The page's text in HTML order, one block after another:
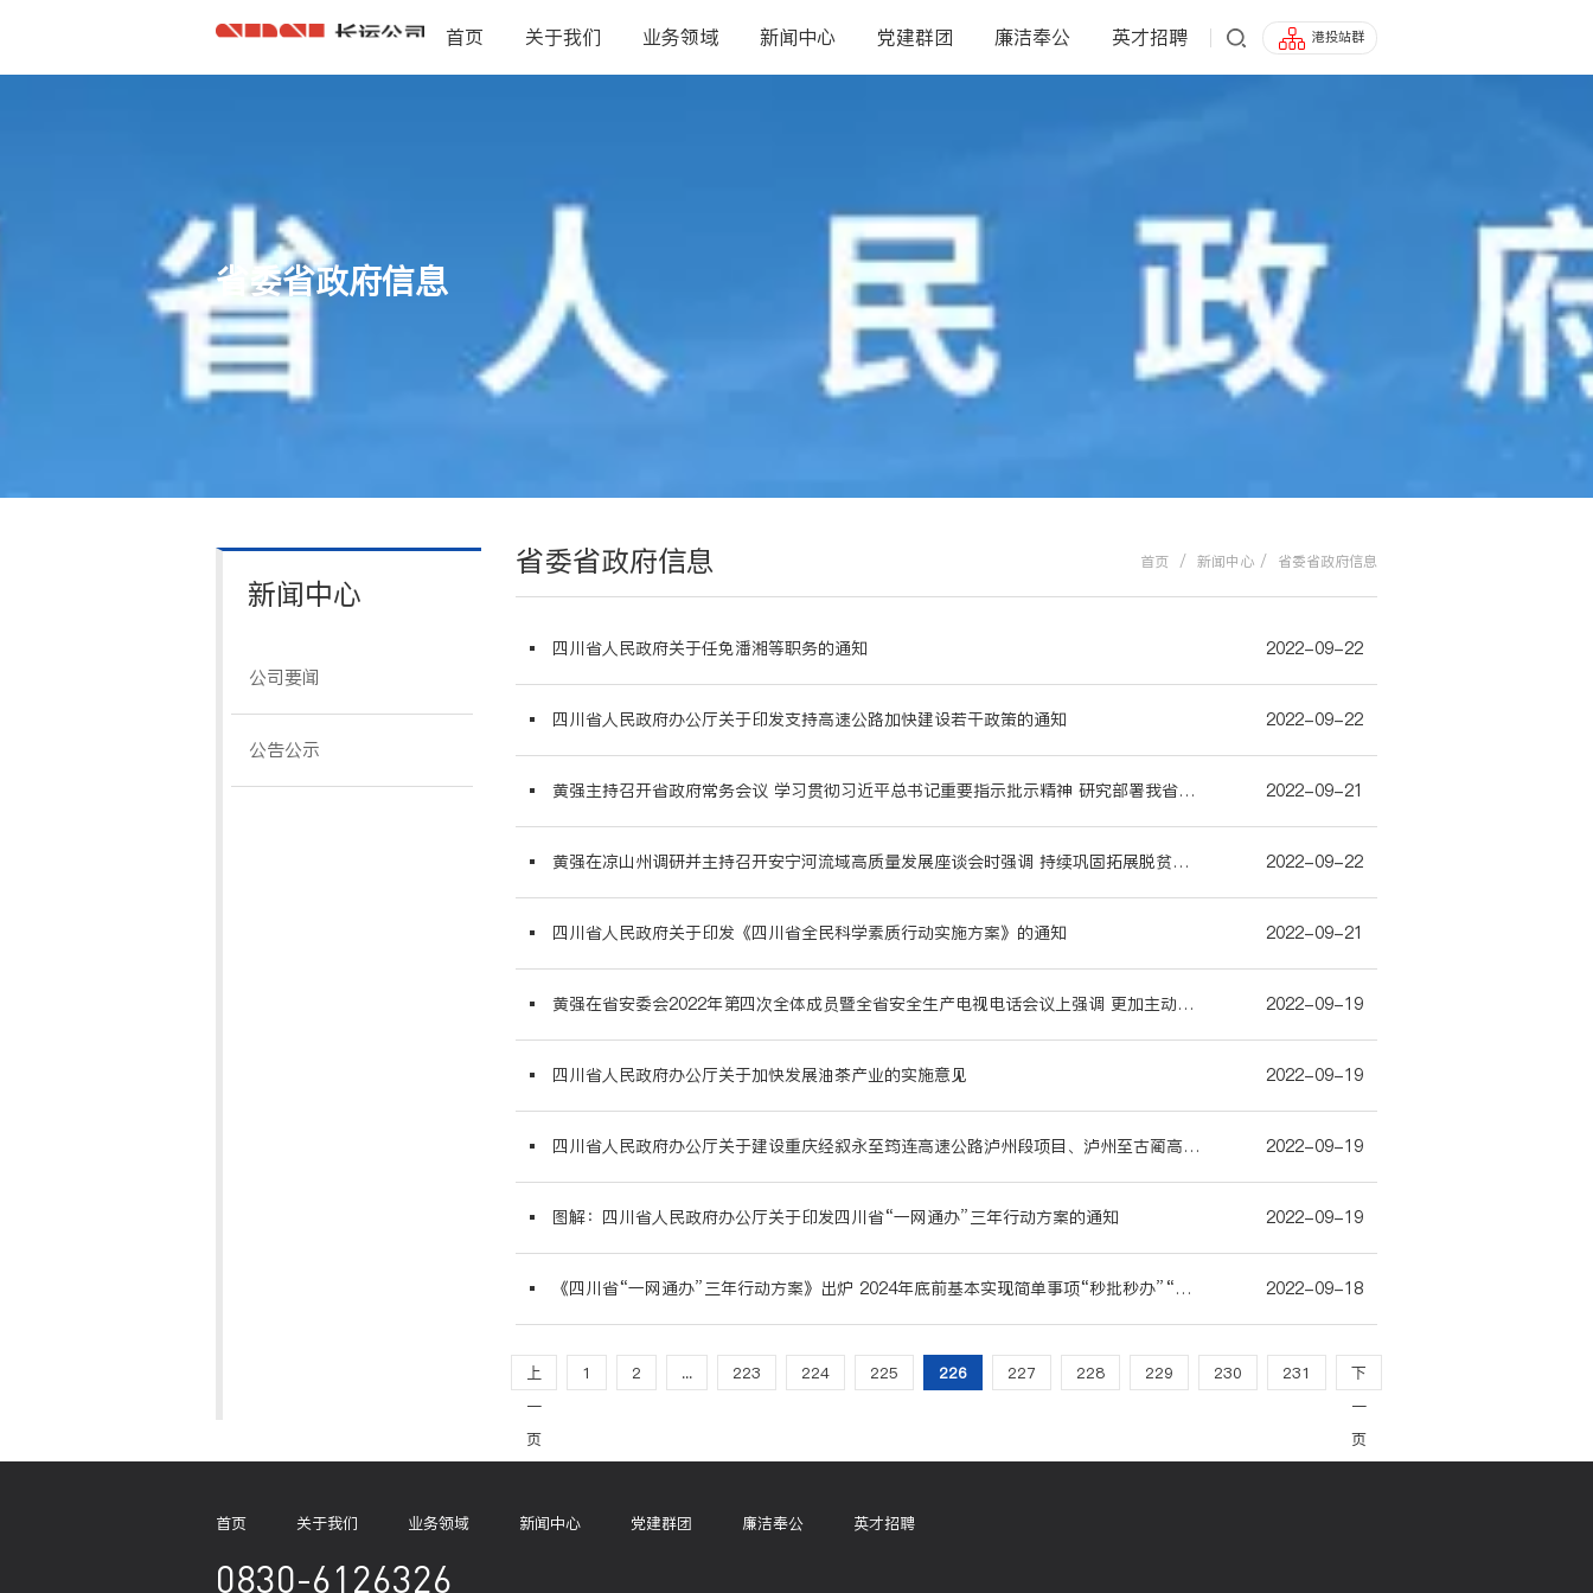
首页 关于我们 业务领域 新闻中心 党建群团 廉洁奉公 英才招聘 港投站群
省委省政府信息
新闻中心
公司要闻
公告公示
省委省政府信息 首页 / 新闻中心 / 省委省政府信息
四川省人民政府关于任免潘湘等职务的通知 2022-09-22
四川省人民政府办公厅关于印发支持高速公路加快建设若干政策的通知 2022-09-22
黄强主持召开省政府常务会议 学习贯彻习近平总书记重要指示批示精神 研究部署我省贯彻落实举措 2022-09-21
黄强在凉山州调研并主持召开安宁河流域高质量发展座谈会时强调 持续巩固拓展脱贫攻坚成果全面推进乡村振兴 全力推动安宁河流域高质量发展为全省大局多作贡献 2022-09-22
四川省人民政府关于印发《四川省全民科学素质行动实施方案》的通知 2022-09-21
黄强在省安委会2022年第四次全体成员暨全省安全生产电视电话会议上强调 更加主动有为做好“两个统筹” 奋力冲刺全年目标任务确保社会大局稳定 2022-09-19
四川省人民政府办公厅关于加快发展油茶产业的实施意见 2022-09-19
四川省人民政府办公厅关于建设重庆经叙永至筠连高速公路泸州段项目、泸州至古蔺高速公路项目有关事宜的复函 2022-09-19
图解：四川省人民政府办公厅关于印发四川省“一网通办”三年行动方案的通知 2022-09-19
《四川省“一网通办”三年行动方案》出炉 2024年底前基本实现简单事项“秒批秒办”“零材料办” 2022-09-18
上
一
页
1 2 ... 223 224 225 226 227 228 229 230 231
下
一
页
首页 关于我们 业务领域 新闻中心 党建群团 廉洁奉公 英才招聘
0830-6126326